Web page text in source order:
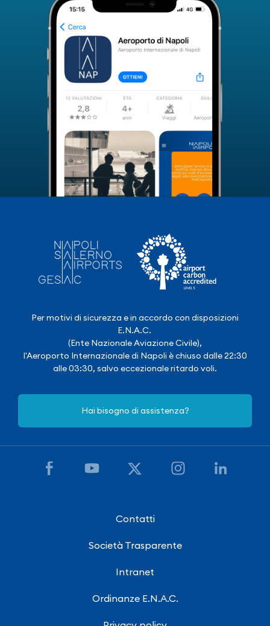
Per motivi di sicurezza e in accordo con disposizioni
E.N.A.C.
(Ente Nazionale Aviazione Civile),
l'Aeroporto Internazionale di Napoli è chiuso dalle 22:30
alle 03:30, salvo eccezionale ritardo voli.
Hai bisogno di assistenza?
Contatti
Società Trasparente
Intranet
Ordinanze E.N.A.C.